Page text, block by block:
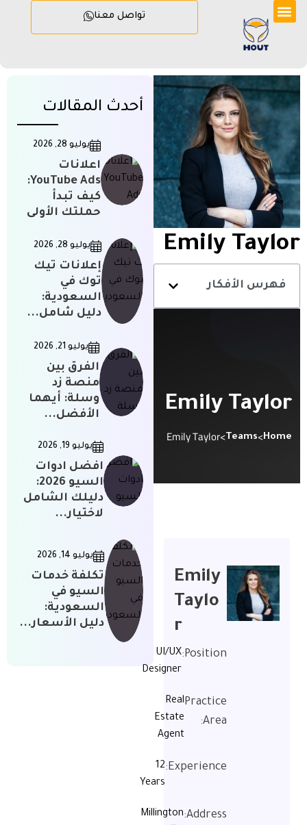
تواصل معنا
Emily Taylor
فهرس الأفكار
Emily Taylor
Home
>
Teams
>
Emily Taylor
Emily
Taylo
r
Position:
UI/UX
Designer
Practice
Area:
Real
Estate
Agent
Experience:
12
Years
Address:
Millington
أحدث المقالات
يوليو 28, 2026
اعلانات
YouTube Ads:
كيف تبدأ
حملتك الأولى
يوليو 28, 2026
إعلانات تيك
توك في
السعودية:
دليل شامل...
يوليو 21, 2026
الفرق بين
منصة زد
وسلة: أيهما
الأفضل...
يوليو 19, 2026
افضل ادوات
السيو 2026:
دليلك الشامل
لاختيار...
يوليو 14, 2026
تكلفة خدمات
السيو في
السعودية:
دليل الأسعار...